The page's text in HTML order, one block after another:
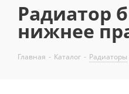
Радиатор
нижнее
Главная - Каталог - Радиаторы